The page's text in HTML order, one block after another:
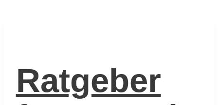
Ratgeber